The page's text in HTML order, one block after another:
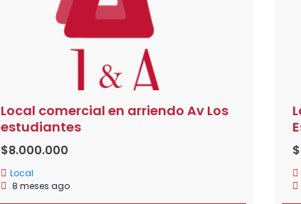
Local comercial en arriendo Av Los
estudiantes
$8.000.000
Local
8 meses ago